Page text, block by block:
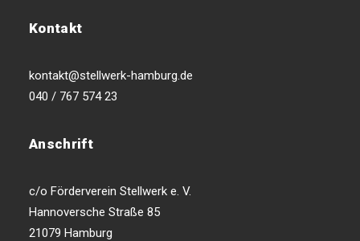
Kontakt
kontakt@stellwerk-hamburg.de
040 / 767 574 23
Anschrift
c/o Förderverein Stellwerk e. V.
Hannoversche Straße 85
21079 Hamburg